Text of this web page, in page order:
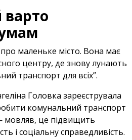
варто
маленьке місто. Вона має
центру, де знову лунають
транспорт для всіх”.
Головка зареєструвала
комунальний транспорт
мовляв, це підвищить
і соціальну справедливість.